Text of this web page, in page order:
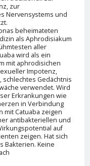
zur
Nervensystems und
beheimateten
als Aphrodisiakum
aller
wird als ein
mit aphrodisichen
Impotenz,
Gedächtnis
verwendet. Wird
Erkrankungen wie
in Verbindung
mit Catuaba zeigen
antibakteriellen und
auf
zeigen. Hat sich
Bakterien. Keine